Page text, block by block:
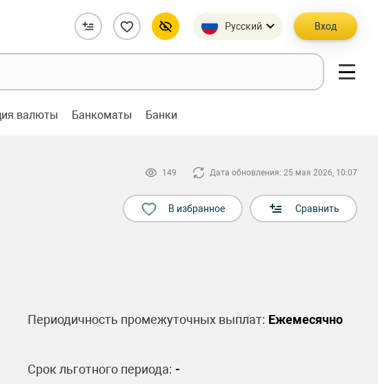
Русский Вход
валюты Банкоматы Банки
149 Дата обновления: 25 мая 2026, 10:07
В избранное Сравнить
Периодичность промежуточных выплат: Ежемесячно
Срок льготного периода: -